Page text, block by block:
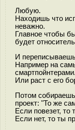
Любую.
Находишь что
неважно.
Главное чтобы
будет
И
Например на
смартпойнтерами.
Или раст с его
Потом
проект: "То же
Если повезет, то
Если нет, то ты